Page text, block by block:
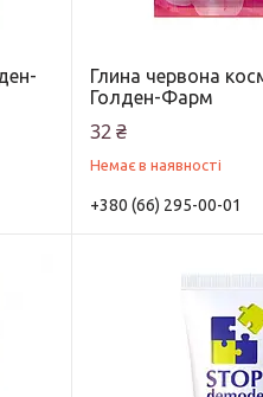
Глина червона
Голден-Фарм
32 ₴
Немає в наявності
+380 (66) 295-00-01